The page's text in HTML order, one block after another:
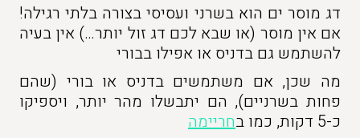
דג מוסר ים הוא בשרני ועסיסי בצורה בלתי רגילה!
אם אין מוסר (או שבא לכם דג זול יותר…) אין בעיה
להשתמש גם בדניס או אפילו בבורי
מה שכן, אם משתמשים בדניס או בורי (שהם
פחות בשרניים), הם יתבשלו מהר יותר, ויספיקו
כ-5 דקות, כמו ב
חריימה